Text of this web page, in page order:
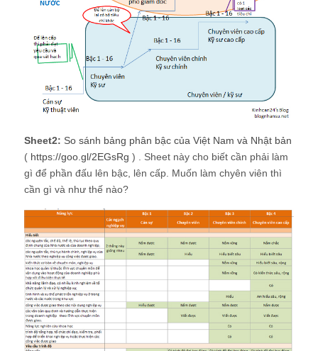
Sheet2: So sánh bảng phân bậc của Việt Nam và Nhật bản
( https://goo.gl/2EGsRg ) . Sheet này cho biết cần phải làm
gì để phần đấu lên bậc, lên cấp. Muốn làm chyên viên thì
cần gì và như thế nào?